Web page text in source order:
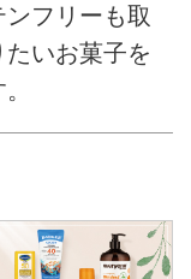
フリーも取
いお菓子を